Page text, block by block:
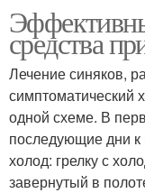
средства
Лечение синяков,
симптоматический
одной схеме. В
последующие дни
холод: грелку с
завернутый в